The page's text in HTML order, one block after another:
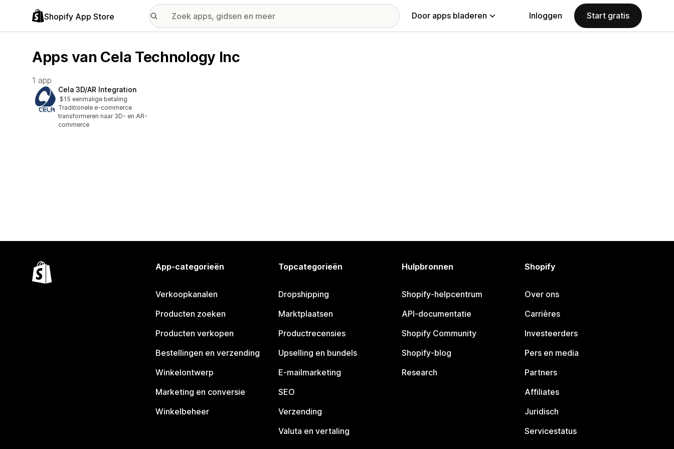
Shopify App Store Door apps bladeren Inloggen Start gratis
Apps van Cela Technology Inc
1 app
Cela 3D/AR Integration
$15 eenmalige betaling
Traditionele e-commerce
transformeren naar 3D- en AR-
commerce
App-categorieën
Verkoopkanalen
Producten zoeken
Producten verkopen
Bestellingen en verzending
Winkelontwerp
Marketing en conversie
Winkelbeheer
Topcategorieën
Dropshipping
Marktplaatsen
Productrecensies
Upselling en bundels
E-mailmarketing
SEO
Verzending
Valuta en vertaling
Hulpbronnen
Shopify-helpcentrum
API-documentatie
Shopify Community
Shopify-blog
Research
Shopify
Over ons
Carrières
Investeerders
Pers en media
Partners
Affiliates
Juridisch
Servicestatus